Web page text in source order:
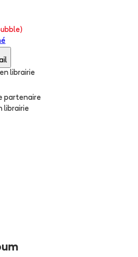
librairie
partenaire
librairie